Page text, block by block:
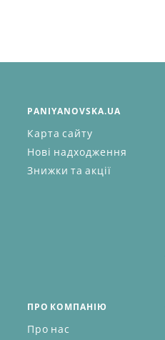
PANIYANOVSKA.UA
Карта сайту
Нові надходження
Знижки та акції
ПРО КОМПАНІЮ
Про нас